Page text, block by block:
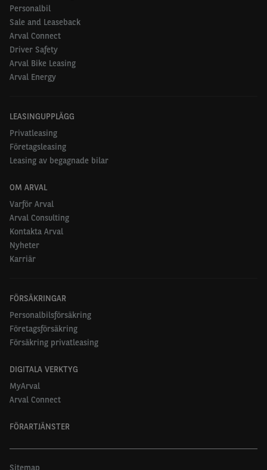
Personalbil
Sale and Leaseback
Arval Connect
Driver Safety
Arval Bike Leasing
Arval Energy
LEASINGUPPLÄGG
Privatleasing
Företagsleasing
Leasing av begagnade bilar
OM ARVAL
Varför Arval
Arval Consulting
Kontakta Arval
Nyheter
Karriär
FÖRSÄKRINGAR
Personalbilsförsäkring
Företagsförsäkring
Försäkring privatleasing
DIGITALA VERKTYG
MyArval
Arval Connect
FÖRARTJÄNSTER
Sitemap